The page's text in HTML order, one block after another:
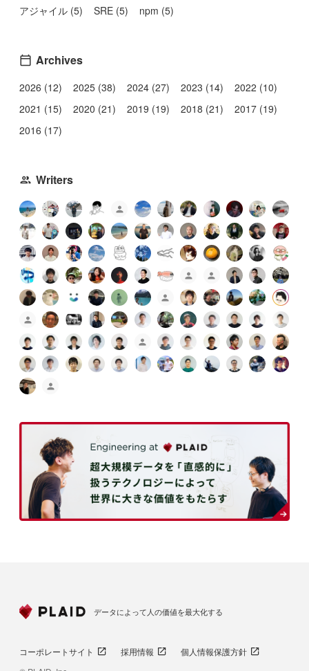
アジャイル (5) SRE (5) npm (5)
Archives
2026 (12) 2025 (38) 2024 (27) 2023 (14)
2022 (10)
2021 (15)
2020 (21) 2019 (19) 2018 (21)
2017 (19)
2016 (17)
Writers
データによって人の価値を最大化する
コーポレートサイト 採用情報
個人情報保護方針